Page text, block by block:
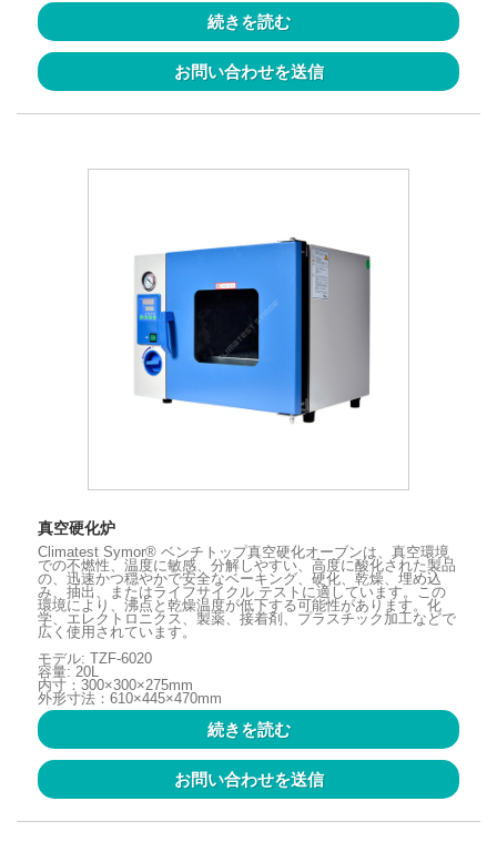
続きを読む
お問い合わせを送信
真空硬化炉
Climatest Symor® ベンチトップ真空硬化オーブンは、真空環境
での不燃性、温度に敏感、分解しやすい、高度に酸化された製品
の、迅速かつ穏やかで安全なベーキング、硬化、乾燥、埋め込
み、抽出、またはライフサイクル テストに適しています。この
環境により、沸点と乾燥温度が低下する可能性があります。化
学、エレクトロニクス、製薬、接着剤、プラスチック加工などで
広く使用されています。
モデル: TZF-6020
容量: 20L
内寸：300×300×275mm
外形寸法：610×445×470mm
続きを読む
お問い合わせを送信